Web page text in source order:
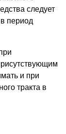
следует
период
и при
тракта в